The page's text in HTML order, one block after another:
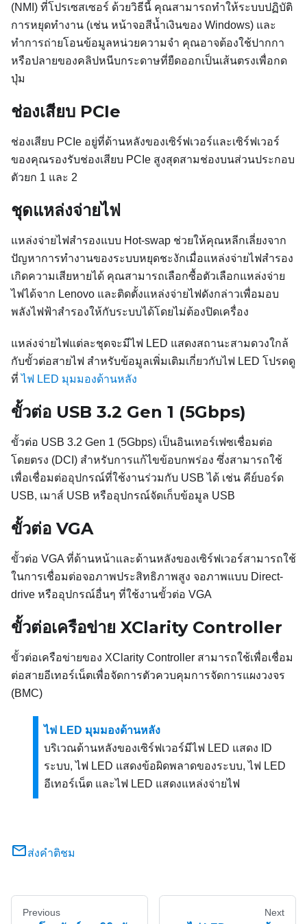
(NMI) ที่โปรเซสเซอร์ ด้วยวิธีนี้ คุณสามารถทำให้ระบบปฏิบัติ
การหยุดทำงาน (เช่น หน้าจอสีน้ำเงินของ Windows) และ
ทำการถ่ายโอนข้อมูลหน่วยความจำ คุณอาจต้องใช้ปากกา
หรือปลายของคลิปหนีบกระดาษที่ยืดออกเป็นเส้นตรงเพื่อกด
ปุ่ม
ช่องเสียบ PCIe
ช่องเสียบ PCIe อยู่ที่ด้านหลังของเซิร์ฟเวอร์และเซิร์ฟเวอร์
ของคุณรองรับช่องเสียบ PCIe สูงสุดสามช่องบนส่วนประกอบ
ตัวยก 1 และ 2
ชุดแหล่งจ่ายไฟ
แหล่งจ่ายไฟสำรองแบบ Hot-swap ช่วยให้คุณหลีกเลี่ยงจาก
ปัญหาการทำงานของระบบหยุดชะงักเมื่อแหล่งจ่ายไฟสำรอง
เกิดความเสียหายได้ คุณสามารถเลือกซื้อตัวเลือกแหล่งจ่าย
ไฟได้จาก Lenovo และติดตั้งแหล่งจ่ายไฟดังกล่าวเพื่อมอบ
พลังไฟฟ้าสำรองให้กับระบบได้โดยไม่ต้องปิดเครื่อง
แหล่งจ่ายไฟแต่ละชุดจะมีไฟ LED แสดงสถานะสามดวงใกล้
กับขั้วต่อสายไฟ สำหรับข้อมูลเพิ่มเติมเกี่ยวกับไฟ LED โปรดดู
ที่ไฟ LED มุมมองด้านหลัง
ขั้วต่อ USB 3.2 Gen 1 (5Gbps)
ขั้วต่อ USB 3.2 Gen 1 (5Gbps) เป็นอินเทอร์เฟซเชื่อมต่อ
โดยตรง (DCI) สำหรับการแก้ไขข้อบกพร่อง ซึ่งสามารถใช้
เพื่อเชื่อมต่ออุปกรณ์ที่ใช้งานร่วมกับ USB ได้ เช่น คีย์บอร์ด
USB, เมาส์ USB หรืออุปกรณ์จัดเก็บข้อมูล USB
ขั้วต่อ VGA
ขั้วต่อ VGA ที่ด้านหน้าและด้านหลังของเซิร์ฟเวอร์สามารถใช้
ในการเชื่อมต่อจอภาพประสิทธิภาพสูง จอภาพแบบ Direct-
drive หรืออุปกรณ์อื่นๆ ที่ใช้งานขั้วต่อ VGA
ขั้วต่อเครือข่าย XClarity Controller
ขั้วต่อเครือข่ายของ XClarity Controller สามารถใช้เพื่อเชื่อม
ต่อสายอีเทอร์เน็ตเพื่อจัดการตัวควบคุมการจัดการแผงวงจร
(BMC)
ไฟ LED มุมมองด้านหลัง
บริเวณด้านหลังของเซิร์ฟเวอร์มีไฟ LED แสดง ID
ระบบ, ไฟ LED แสดงข้อผิดพลาดของระบบ, ไฟ LED
อีเทอร์เน็ต และไฟ LED แสดงแหล่งจ่ายไฟ
ส่งคำติชม
Previous Next